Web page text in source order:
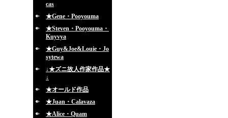
cas
★Gene・Pooyouma
★Steven・Pooyouma・
Kuyvya
★Guy&Joe&Louie・Jo
sytewa
↓★ズニ故人作家作品★
↓
★オールド作品
★Juan・Calavaza
★Alice・Quam